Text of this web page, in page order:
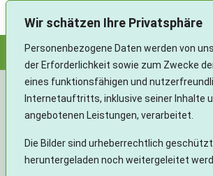
Wir schätzen Ihre Privatsphäre
Personenbezogene Daten werden von
der Erforderlichkeit sowie zum Zwecke
eines funktionsfähigen und
Internetauftritts, inklusive seiner Inhalte
angebotenen Leistungen, verarbeitet.
Die Bilder sind urheberrechtlich
heruntergeladen noch weitergeleitet
Landesverband Aphasie und Schlaganfall
Personenbezogene Daten (nachfolgend